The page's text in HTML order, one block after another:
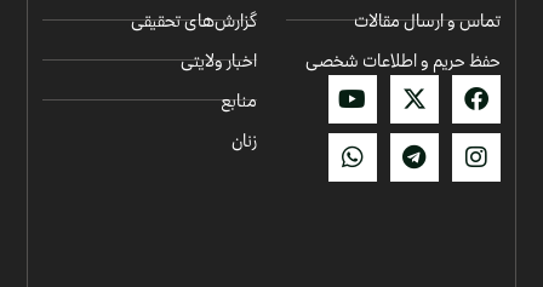
تماس و ارسال مقالات
حفظ حریم و اطلاعات شخصی
گزارش‌های تحقیقی
اخبار ولایتی
منابع
زنان